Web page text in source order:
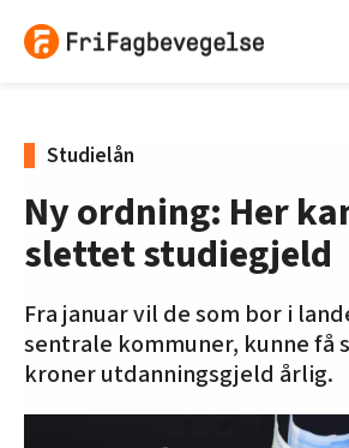
Studielån
Ny ordning: Her
slettet studiegjeld
Fra januar vil de som bor i
sentrale kommuner, kunne få
kroner utdanningsgjeld årlig.